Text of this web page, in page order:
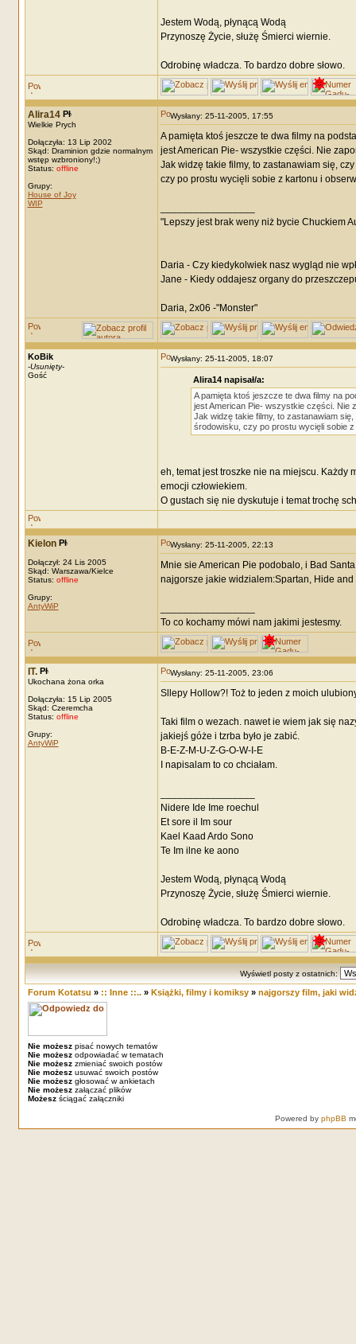
Jestem Wodą, płynącą Wodą
Przynoszę Życie, służę Śmierci wiernie.
Odrobinę władcza. To bardzo dobre słowo.
Alira14
Wielkie Prych
Dołączyła: 13 Lip 2002
Skąd: Draminion gdzie normalnym
wstęp wzbroniony!;)
Status: offline
Grupy:
House of Joy
WIP
Wysłany: 25-11-2005, 17:55
A pamięta ktoś jeszcze te dwa filmy na
jest American Pie- wszystkie części. Nie
Jak widzę takie filmy, to zastanawiam się,
czy po prostu wycięli sobie z kartonu i
"Lepszy jest brak weny niż bycie Chuckiem
Daria - Czy kiedykolwiek nasz wygląd nie
Jane - Kiedy oddajesz organy do
Daria, 2x06 -"Monster"
KoBik
-Usunięty-
Gość
Wysłany: 25-11-2005, 18:07
Alira14 napisał/a:
A pamięta ktoś jeszcze te dwa filmy na
jest American Pie- wszystkie części. Nie
Jak widzę takie filmy, to zastanawiam
środowisku, czy po prostu wycięli sobie
eh, temat jest troszke nie na miejscu. Każdy
emocji człowiekiem.
O gustach się nie dyskutuje i temat trochę
Kielon
Dołączył: 24 Lis 2005
Skąd: Warszawa/Kielce
Status: offline
Grupy:
AntyWiP
Wysłany: 25-11-2005, 22:13
Mnie sie American Pie podobalo, i Bad
najgorsze jakie widzialem:Spartan, Hide
To co kochamy mówi nam jakimi jestesmy.
IT.
Ukochana żona orka
Dołączyła: 15 Lip 2005
Skąd: Czeremcha
Status: offline
Grupy:
AntyWiP
Wysłany: 25-11-2005, 23:06
Sllepy Hollow?! Toż to jeden z moich
Taki film o wezach. nawet ie wiem jak się
jakiejś góże i tzrba było je zabić.
B-E-Z-M-U-Z-G-O-W-I-E
I napisalam to co chciałam.
Nidere Ide Ime roechul
Et sore il Im sour
Kael Kaad Ardo Sono
Te Im ilne ke aono
Jestem Wodą, płynącą Wodą
Przynoszę Życie, służę Śmierci wiernie.
Odrobinę władcza. To bardzo dobre słowo.
Wyświetl posty z ostatnich:
Forum Kotatsu » :: Inne ::..» Książki, filmy i komiksy» najgorszy film, jaki
Nie możeszpisać nowych tematów
Nie możeszodpowiadać w tematach
Nie możeszzmieniać swoich postów
Nie możeszusuwać swoich postów
Nie możeszgłosować w ankietach
Nie możeszzałączać plików
Możeszściągać załączniki
Powered by phpBB